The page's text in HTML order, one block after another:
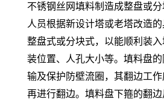
不锈钢丝网填料制造成整盘或
人员根据新设计塔或老塔改造
整盘式或分块式，以能顺利装
装位置、人孔大小等。填料盘
输及保护防壁流圈，其翻边工
再进行翻边。填料盘下箍的翻